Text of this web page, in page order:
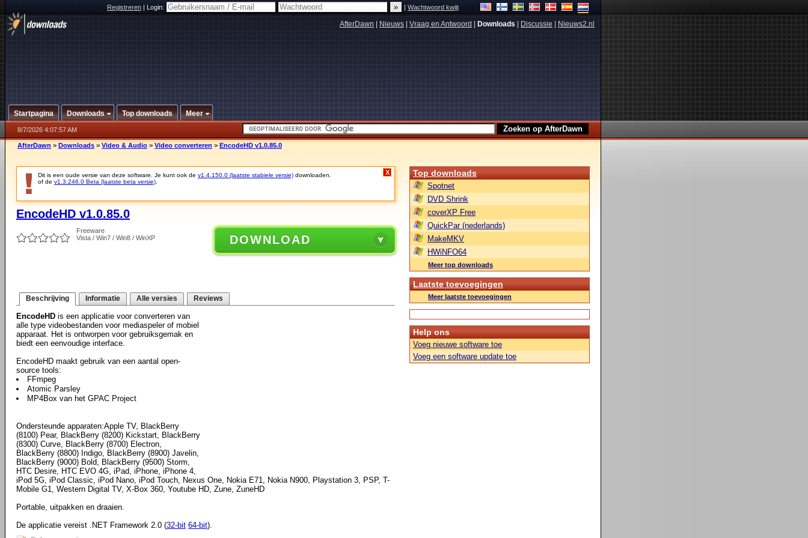
Registreren|Login: |Wachtwoord kwijt
AfterDawn Nieuws Vraag en Antwoord Downloads Discussie Nieuws2.nl
Startpagina Downloads Top downloads Meer
8/7/2026 4:07:57 AM
AfterDawn > Downloads > Video & Audio > Video converteren > EncodeHD v1.0.85.0
Dit is een oude versie van deze software. Je kunt ook de v1.4.150.0 (laatste stabiele versie) downloaden.
of de v1.3.246.0 Beta (laatste beta versie)
X
EncodeHD v1.0.85.0
Freeware
Vista / Win7 / Win8 / WinXP
DOWNLOAD
Beschrijving Informatie Alle versies Reviews
EncodeHD is een applicatie voor converteren van
alle type videobestanden voor mediaspeler of mobiel
apparaat. Het is ontworpen voor gebruiksgemak en
biedt een eenvoudige interface.
EncodeHD maakt gebruik van een aantal open-
source tools:
FFmpeg
Atomic Parsley
MP4Box van het GPAC Project
Ondersteunde apparaten:Apple TV, BlackBerry
(8100) Pear, BlackBerry (8200) Kickstart, BlackBerry
(8300) Curve, BlackBerry (8700) Electron,
BlackBerry (8800) Indigo, BlackBerry (8900) Javelin,
BlackBerry (9000) Bold, BlackBerry (9500) Storm,
HTC Desire, HTC EVO 4G, iPad, iPhone, iPhone 4,
iPod 5G, iPod Classic, iPod Nano, iPod Touch, Nexus One, Nokia E71, Nokia N900, Playstation 3, PSP, T-
Mobile G1, Western Digital TV, X-Box 360, Youtube HD, Zune, ZuneHD
Portable, uitpakken en draaien.
De applicatie vereist .NET Framework 2.0 (32-bit 64-bit).
Top downloads
Spotnet
DVD Shrink
coverXP Free
QuickPar (nederlands)
MakeMKV
HWiNFO64
Meer top downloads
Laatste toevoegingen
Meer laatste toevoegingen
Help ons
Voeg nieuwe software toe
Voeg een software update toe